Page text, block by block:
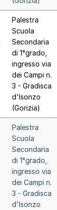
Palestra
Scuola
Secondaria
di 1°grado,
ingresso via
dei Campi n.
3 - Gradisca
d'Isonzo
(Gorizia)
Palestra
Scuola
Secondaria
di 1°grado,
ingresso via
dei Campi n.
3 - Gradisca
d'Isonzo